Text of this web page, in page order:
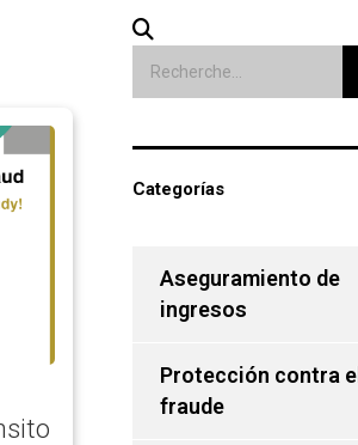
Categorías
Aseguramiento de
ingresos
Protección contra el
fraude